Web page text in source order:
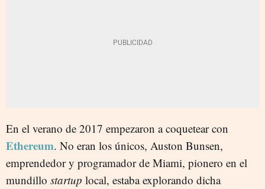
En el verano de 2017 empezaron a coquetear con
Ethereum. No eran los únicos, Auston Bunsen,
emprendedor y programador de Miami, pionero en el
mundillo startup local, estaba explorando dicha